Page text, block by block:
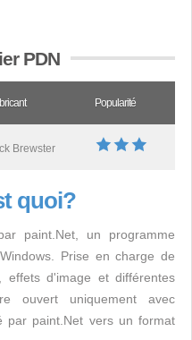
PDN
Popularité
Brewster
quoi?
paint.Net, un programme
Prise en charge de
effets d'image et différentes
ouvert uniquement avec
par paint.Net vers un format